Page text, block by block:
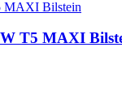
T5 MAXI